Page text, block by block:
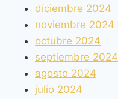
diciembre 2024
noviembre 2024
octubre 2024
septiembre 2024
agosto 2024
julio 2024